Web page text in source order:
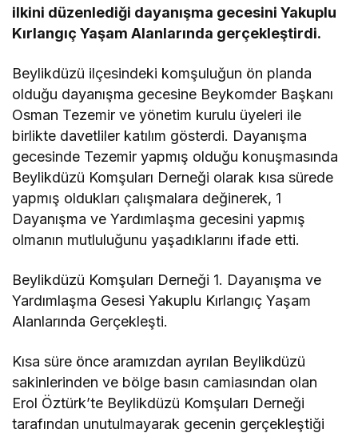
ilkini düzenlediği dayanışma gecesini Yakuplu
Kırlangıç Yaşam Alanlarında gerçekleştirdi.
Beylikdüzü ilçesindeki komşuluğun ön planda
olduğu dayanışma gecesine Beykomder Başkanı
Osman Tezemir ve yönetim kurulu üyeleri ile
birlikte davetliler katılım gösterdi. Dayanışma
gecesinde Tezemir yapmış olduğu konuşmasında
Beylikdüzü Komşuları Derneği olarak kısa sürede
yapmış oldukları çalışmalara değinerek, 1
Dayanışma ve Yardımlaşma gecesini yapmış
olmanın mutluluğunu yaşadıklarını ifade etti.
Beylikdüzü Komşuları Derneği 1. Dayanışma ve
Yardımlaşma Gesesi Yakuplu Kırlangıç Yaşam
Alanlarında Gerçekleşti.
Kısa süre önce aramızdan ayrılan Beylikdüzü
sakinlerinden ve bölge basın camiasından olan
Erol Öztürk’te Beylikdüzü Komşuları Derneği
tarafından unutulmayarak gecenin gerçekleştiği